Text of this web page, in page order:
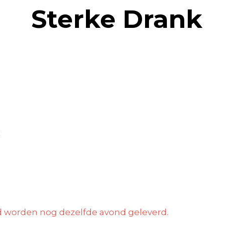
Sterke Drank
nog dezelfde avond geleverd.